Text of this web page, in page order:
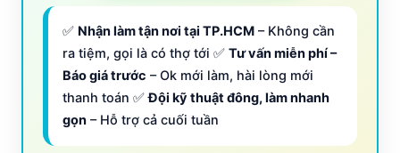
✅ Nhận làm tận nơi tại TP.HCM – Không cần
ra tiệm, gọi là có thợ tới ✅ Tư vấn miễn phí –
Báo giá trước – Ok mới làm, hài lòng mới
thanh toán ✅Đội kỹ thuật đông, làm nhanh
gọn – Hỗ trợ cả cuối tuần